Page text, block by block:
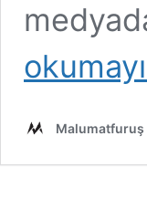
Malumatfuruş